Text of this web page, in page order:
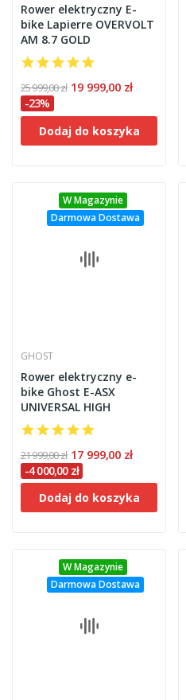
Rower elektryczny E-
bike Lapierre OVERVOLT
AM 8.7 GOLD
25 999,00 zł 19 999,00 zł
-23%
Dodaj do koszyka
W Magazynie
Darmowa Dostawa
GHOST
Rower elektryczny e-
bike Ghost E-ASX
UNIVERSAL HIGH
21 999,00 zł 17 999,00 zł
-4 000,00 zł
Dodaj do koszyka
W Magazynie
Darmowa Dostawa